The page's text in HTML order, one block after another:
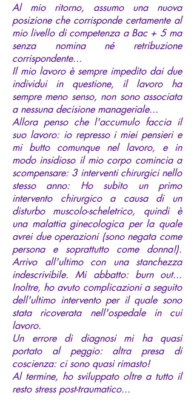
Al mio ritorno, assumo una nuova
posizione che corrisponde certamente al
mio livello di competenza a Bac + 5 ma
senza nomina né retribuzione
corrispondente...
Il mio lavoro è sempre impedito dai due
individui in questione, il lavoro ha
sempre meno senso, non sono associata
a nessuna decisione manageriale...
Allora penso che l'accumulo faccia il
suo lavoro: io represso i miei pensieri e
mi butto comunque nel lavoro, e in
modo insidioso il mio corpo comincia a
scompensare: 3 interventi chirurgici nello
stesso anno: Ho subito un primo
intervento chirurgico a causa di un
disturbo muscolo-scheletrico, quindi è
una malattia ginecologica per la quale
avrei due operazioni (sono negata come
persona e soprattutto come donna!).
Arrivo all'ultimo con una stanchezza
indescrivibile. Mi abbatto: burn out...
Inoltre, ho avuto complicazioni a seguito
dell'ultimo intervento per il quale sono
stata ricoverata nell'ospedale in cui
lavoro.
Un errore di diagnosi mi ha quasi
portato al peggio: altra presa di
coscienza: ci sono quasi rimasto!
Al termine, ho sviluppato oltre a tutto il
resto stress post-traumatico...